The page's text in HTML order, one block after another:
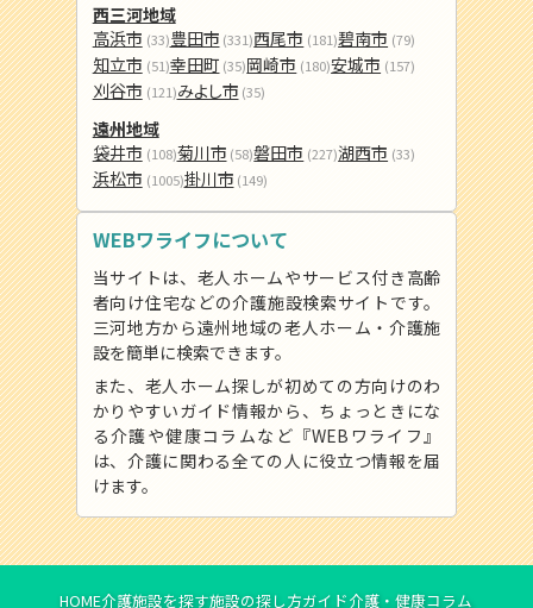
西三河地域
高浜市 (33)豊田市 (331)西尾市 (181)碧南市 (79)
知立市 (51)幸田町 (35)岡崎市 (180)安城市 (157)
刈谷市 (121)みよし市 (35)
遠州地域
袋井市 (108)菊川市 (58)磐田市 (227)湖西市 (33)
浜松市 (1005)掛川市 (149)
WEBワライフについて
当サイトは、老人ホームやサービス付き高齢
者向け住宅などの介護施設検索サイトです。
三河地方から遠州地域の老人ホーム・介護施
設を簡単に検索できます。
また、老人ホーム探しが初めての方向けのわ
かりやすいガイド情報から、ちょっときにな
る介護や健康コラムなど『WEBワライフ』
は、介護に関わる全ての人に役立つ情報を届
けます。
HOME介護施設を探す施設の探し方ガイド介護・健康コラム